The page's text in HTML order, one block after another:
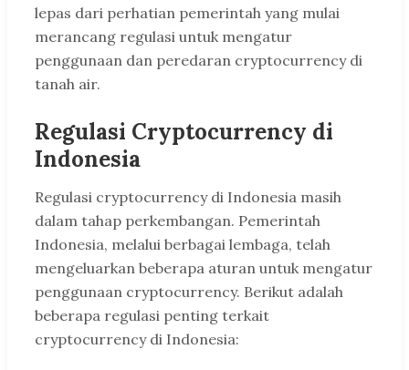
lepas dari perhatian pemerintah yang mulai
merancang regulasi untuk mengatur
penggunaan dan peredaran cryptocurrency di
tanah air.
Regulasi Cryptocurrency di
Indonesia
Regulasi cryptocurrency di Indonesia masih
dalam tahap perkembangan. Pemerintah
Indonesia, melalui berbagai lembaga, telah
mengeluarkan beberapa aturan untuk mengatur
penggunaan cryptocurrency. Berikut adalah
beberapa regulasi penting terkait
cryptocurrency di Indonesia: